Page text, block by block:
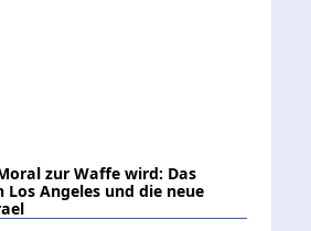
zur Waffe wird: Das
Angeles und die neue